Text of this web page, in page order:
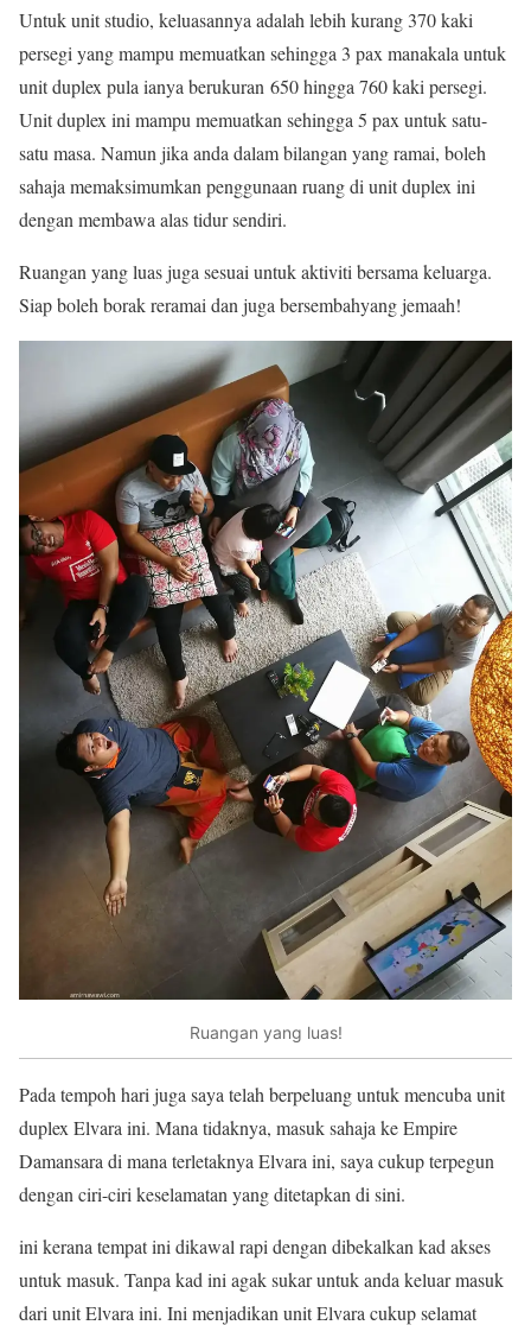
Untuk unit studio, keluasannya adalah lebih kurang 370 kaki
persegi yang mampu memuatkan sehingga 3 pax manakala untuk
unit duplex pula ianya berukuran 650 hingga 760 kaki persegi.
Unit duplex ini mampu memuatkan sehingga 5 pax untuk satu-
satu masa. Namun jika anda dalam bilangan yang ramai, boleh
sahaja memaksimumkan penggunaan ruang di unit duplex ini
dengan membawa alas tidur sendiri.
Ruangan yang luas juga sesuai untuk aktiviti bersama keluarga.
Siap boleh borak reramai dan juga bersembahyang jemaah!
Ruangan yang luas!
Pada tempoh hari juga saya telah berpeluang untuk mencuba unit
duplex Elvara ini. Mana tidaknya, masuk sahaja ke Empire
Damansara di mana terletaknya Elvara ini, saya cukup terpegun
dengan ciri-ciri keselamatan yang ditetapkan di sini.
ini kerana tempat ini dikawal rapi dengan dibekalkan kad akses
untuk masuk. Tanpa kad ini agak sukar untuk anda keluar masuk
dari unit Elvara ini. Ini menjadikan unit Elvara cukup selamat